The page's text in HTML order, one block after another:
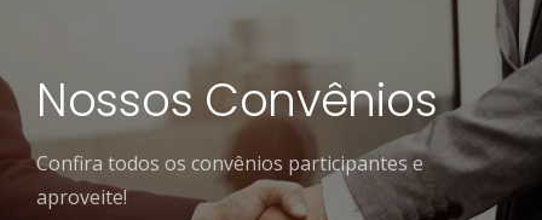
Nossos Convênios
Confira todos os convênios participantes e
aproveite!